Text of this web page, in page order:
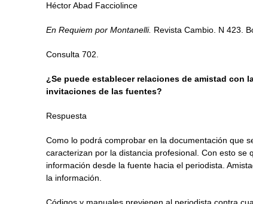
Héctor Abad Facciolince
En Requiem por Montanelli. Revista Cambio. N 423.
Consulta 702.
¿Se puede establecer relaciones de amistad con
invitaciones de las fuentes?
Respuesta
Como lo podrá comprobar en la documentación que
caracterizan por la distancia profesional. Con esto
información desde la fuente hacia el periodista.
la información.